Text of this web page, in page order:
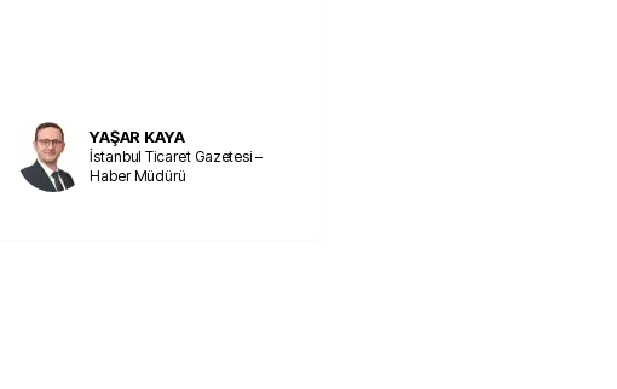
YAŞAR KAYA
İstanbul Ticaret Gazetesi –
Haber Müdürü